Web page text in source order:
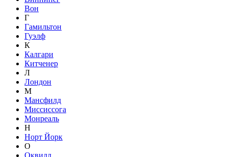
Вон
Г
Гамильтон
Гуэлф
К
Калгари
Китченер
Л
Лондон
М
Мансфилд
Миссиссога
Монреаль
Н
Норт Йорк
О
Оквилл